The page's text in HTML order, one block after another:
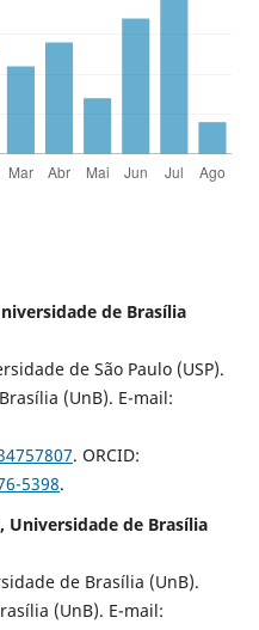
de Brasília
de São Paulo (USP).
(UnB). E-mail:
. ORCID:
5398.
Universidade de Brasília
de Brasília (UnB).
(UnB). E-mail: